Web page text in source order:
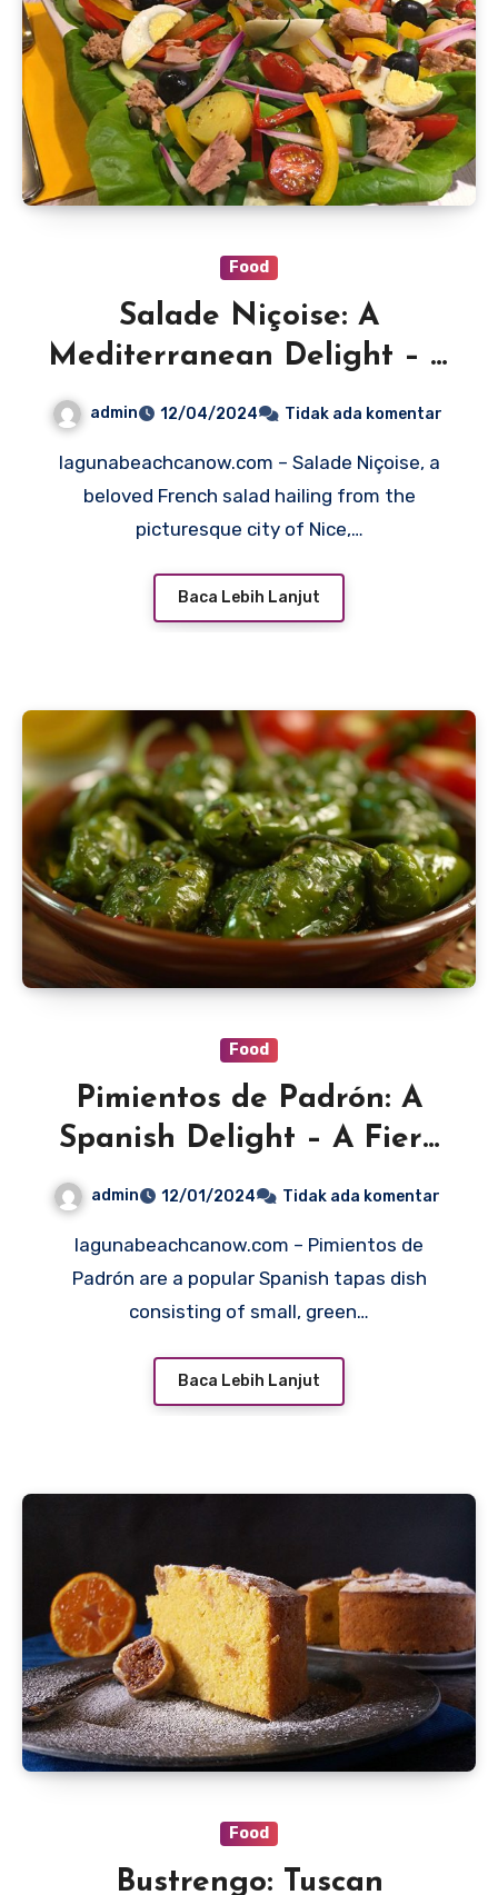
Food
Salade Niçoise: A
Mediterranean Delight – A
admin 12/04/2024 Tidak ada komentar
lagunabeachcanow.com – Salade Niçoise, a
beloved French salad hailing from the
picturesque city of Nice,…
Baca Lebih Lanjut
Food
Pimientos de Padrón: A
Spanish Delight – A Fiery
admin 12/01/2024 Tidak ada komentar
lagunabeachcanow.com – Pimientos de
Padrón are a popular Spanish tapas dish
consisting of small, green…
Baca Lebih Lanjut
Food
Bustrengo: Tuscan